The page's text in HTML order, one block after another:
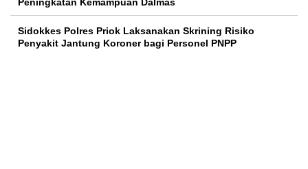
Sidokkes Polres Priok Laksanakan Skrining Risiko
Penyakit Jantung Koroner bagi Personel PNPP